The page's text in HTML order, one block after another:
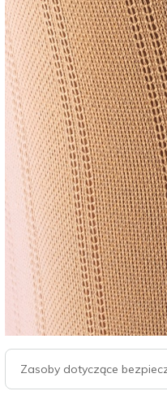
Zasoby dotyczące